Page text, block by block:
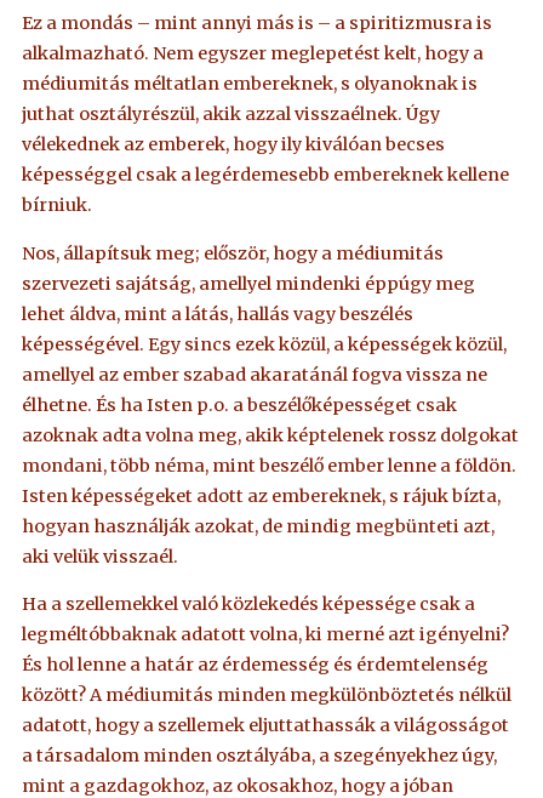
Ez a mondás – mint annyi más is – a spiritizmusra is
alkalmazható. Nem egyszer meglepetést kelt, hogy a
médiumitás méltatlan embereknek, s olyanoknak is
juthat osztályrészül, akik azzal visszaélnek. Úgy
vélekednek az emberek, hogy ily kiválóan becses
képességgel csak a legérdemesebb embereknek kellene
bírniuk.
Nos, állapítsuk meg; először, hogy a médiumitás
szervezeti sajátság, amellyel mindenki éppúgy meg
lehet áldva, mint a látás, hallás vagy beszélés
képességével. Egy sincs ezek közül, a képességek közül,
amellyel az ember szabad akaratánál fogva vissza ne
élhetne. És ha Isten p.o. a beszélőképességet csak
azoknak adta volna meg, akik képtelenek rossz dolgokat
mondani, több néma, mint beszélő ember lenne a földön.
Isten képességeket adott az embereknek, s rájuk bízta,
hogyan használják azokat, de mindig megbünteti azt,
aki velük visszaél.
Ha a szellemekkel való közlekedés képessége csak a
legméltóbbaknak adatott volna, ki merné azt igényelni?
És hol lenne a határ az érdemesség és érdemtelenség
között? A médiumitás minden megkülönböztetés nélkül
adatott, hogy a szellemek eljuttathassák a világosságot
a társadalom minden osztályába, a szegényekhez úgy,
mint a gazdagokhoz, az okosakhoz, hogy a jóban